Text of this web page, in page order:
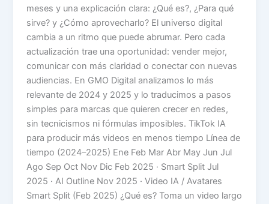
meses y una explicación clara: ¿Qué es?, ¿Para qué
sirve? y ¿Cómo aprovecharlo? El universo digital
cambia a un ritmo que puede abrumar. Pero cada
actualización trae una oportunidad: vender mejor,
comunicar con más claridad o conectar con nuevas
audiencias. En GMO Digital analizamos lo más
relevante de 2024 y 2025 y lo traducimos a pasos
simples para marcas que quieren crecer en redes,
sin tecnicismos ni fórmulas imposibles. TikTok IA
para producir más videos en menos tiempo Línea de
tiempo (2024–2025) Ene Feb Mar Abr May Jun Jul
Ago Sep Oct Nov Dic Feb 2025 · Smart Split Jul
2025 · AI Outline Nov 2025 · Video IA / Avatares
Smart Split (Feb 2025) ¿Qué es? Toma un video largo